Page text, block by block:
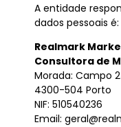
A entidade
dados pessoais é:
Realmark
Consultora de
Morada: Campo
4300-504 Porto
NIF: 510540236
Email: